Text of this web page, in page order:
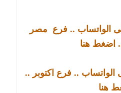
الواتساب .. فرع مصر
اضغط هنا
الواتساب .. فرع اكتوبر ..
هنا